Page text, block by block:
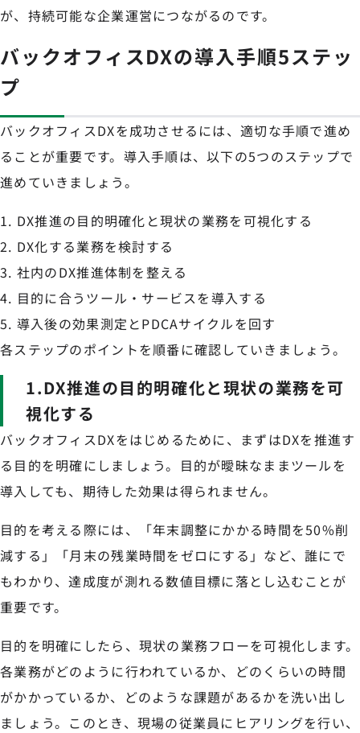
が、持続可能な企業運営につながるのです。
バックオフィスDXの導入手順5ステッ
プ
バックオフィスDXを成功させるには、適切な手順で進め
ることが重要です。導入手順は、以下の5つのステップで
進めていきましょう。
DX推進の目的明確化と現状の業務を可視化する
DX化する業務を検討する
社内のDX推進体制を整える
目的に合うツール・サービスを導入する
導入後の効果測定とPDCAサイクルを回す
各ステップのポイントを順番に確認していきましょう。
1.DX推進の目的明確化と現状の業務を可
視化する
バックオフィスDXをはじめるために、まずはDXを推進す
る目的を明確にしましょう。目的が曖昧なままツールを
導入しても、期待した効果は得られません。
目的を考える際には、「年末調整にかかる時間を50%削
減する」「月末の残業時間をゼロにする」など、誰にで
もわかり、達成度が測れる数値目標に落とし込むことが
重要です。
目的を明確にしたら、現状の業務フローを可視化します。
各業務がどのように行われているか、どのくらいの時間
がかかっているか、どのような課題があるかを洗い出し
ましょう。このとき、現場の従業員にヒアリングを行い、